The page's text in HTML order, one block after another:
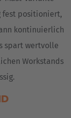
fest positioniert,
kontinuierlich
spart wertvolle
Workstands